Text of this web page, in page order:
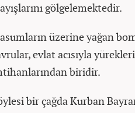
gölgelemektedir.
üzerine yağan
evlat acısıyla
biridir.
bir çağda Kurban